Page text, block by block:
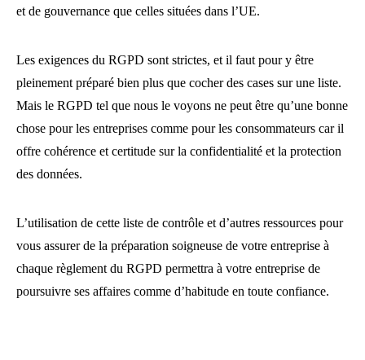
et de gouvernance que celles situées dans l’UE.
Les exigences du RGPD sont strictes, et il faut pour y être
pleinement préparé bien plus que cocher des cases sur une liste.
Mais le RGPD tel que nous le voyons ne peut être qu’une bonne
chose pour les entreprises comme pour les consommateurs car il
offre cohérence et certitude sur la confidentialité et la protection
des données.
L’utilisation de cette liste de contrôle et d’autres ressources pour
vous assurer de la préparation soigneuse de votre entreprise à
chaque règlement du RGPD permettra à votre entreprise de
poursuivre ses affaires comme d’habitude en toute confiance.